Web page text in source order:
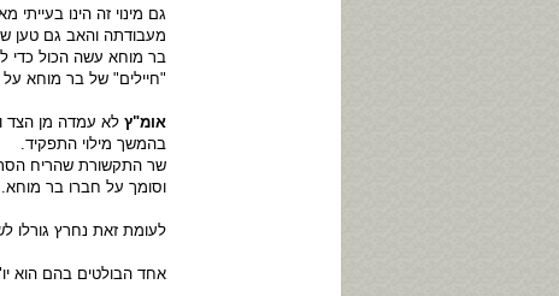
גם מינוי זה הינו
מעבודתה והאב גם טען
בר מוחא עשה הכול כדי
"חיילים" של בר מוחא
אומ"ץ לא עמדה מן הצד
בהמשך מילוי התפקיד.
שר התקשורת שהריח
וסומך על חברו בר מוחא.
לעומת זאת נחרץ גורלו
אחד הבולטים בהם הוא